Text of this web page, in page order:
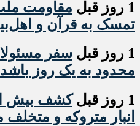
1 روز قبل
مقاومت
تمسک به قرآن و
1 روز قبل
سفر
محدود به یک روز باشد
1 روز قبل
انبار متروکه و